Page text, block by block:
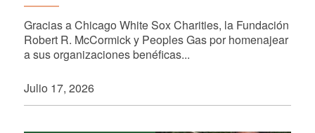
Gracias a Chicago White Sox Charities, la Fundación
Robert R. McCormick y Peoples Gas por homenajear
a sus organizaciones benéficas...
Julio 17, 2026